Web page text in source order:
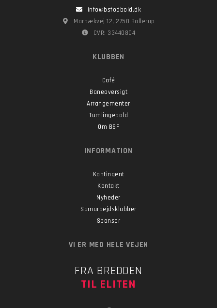
info@bsfodbold.dk
Marbækvej 12, 2750 Ballerup
CVR: 33440804
KLUBBEN
Café
Baneoversigt
Arrangementer
Tumlingebold
Om BSF
INFORMATION
Kontingent
Kontakt
Nyheder
Samarbejdsklubber
Sponsor
VI ER MED HELE VEJEN
FRA BREDDEN
TIL ELITEN